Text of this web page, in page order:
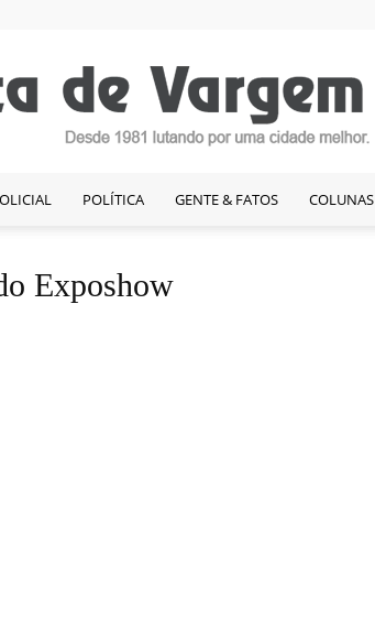
POLÍTICA GENTE & FATOS COLUNAS
Exposhow